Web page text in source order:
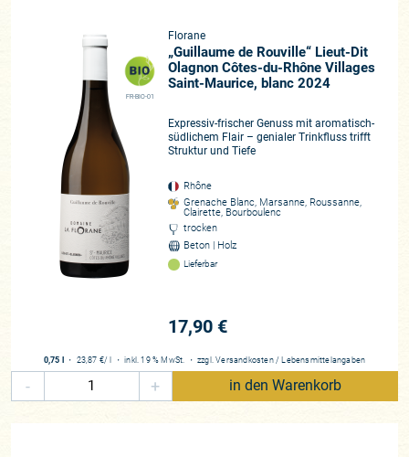
FR-BIO-01
Florane
„Guillaume de Rouville“ Lieut-Dit
Olagnon Côtes-du-Rhône Villages
Saint-Maurice, blanc 2024
Expressiv-frischer Genuss mit aromatisch-
südlichem Flair – genialer Trinkfluss trifft
Struktur und Tiefe
Rhône
Grenache Blanc, Marsanne, Roussanne,
Clairette, Bourboulenc
trocken
Beton | Holz
Lieferbar
17,90 €
0,75 l ・ 23,87 €/ l ・inkl. 19 % MwSt. ・ zzgl.Versandkosten / Lebensmittelangaben
- + in den Warenkorb